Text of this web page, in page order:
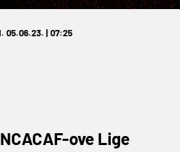
05.06.23. | 07:25
ove Lige